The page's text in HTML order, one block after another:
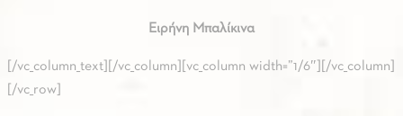
Ειρήνη Μπαλίκινα
[/vc_column_text][/vc_column][vc_column width=”1/6″][/vc_column]
[/vc_row]